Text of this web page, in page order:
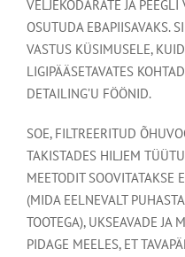
VELJEKODARATE JA
OSUTUDA EBAPIISAVAKS.
VASTUS KÜSIMUSELE,
LIGIPÄÄSETAVATES
DETAILING’U FÖÖNID.
SOE, FILTREERITUD
TAKISTADES HILJEM
MEETODIT SOOVITATAKSE
(MIDA EELNEVALT
TOOTEGA), UKSEAVADE JA
PIDAGE MEELES, ET